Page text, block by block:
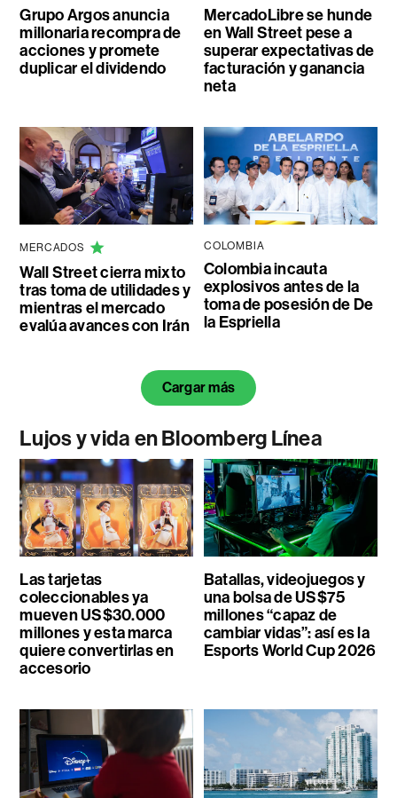
Grupo Argos anuncia
millonaria recompra de
acciones y promete
duplicar el dividendo
MercadoLibre se hunde
en Wall Street pese a
superar expectativas de
facturación y ganancia
neta
MERCADOS
Wall Street cierra mixto
tras toma de utilidades y
mientras el mercado
evalúa avances con Irán
COLOMBIA
Colombia incauta
explosivos antes de la
toma de posesión de De
la Espriella
Cargar más
Lujos y vida en Bloomberg Línea
Las tarjetas
coleccionables ya
mueven US$30.000
millones y esta marca
quiere convertirlas en
accesorio
Batallas, videojuegos y
una bolsa de US$75
millones “capaz de
cambiar vidas”: así es la
Esports World Cup 2026